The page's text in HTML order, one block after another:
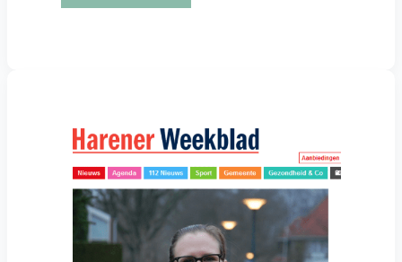
Coffee
Haren
in
buurthuis
de
Mellenshorst